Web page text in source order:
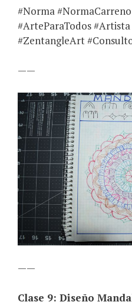
#Norma
#ArteParaTodos
#ZentangleArt
——
——
Clase 9: Diseño